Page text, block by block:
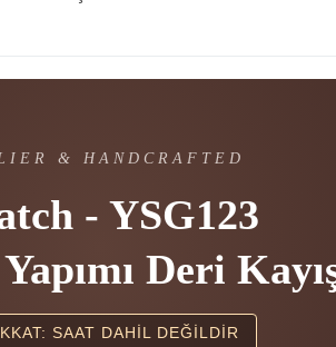
& HANDCRAFTED
- YSG123
Deri
SAAT DAHİL DEĞİLDİR